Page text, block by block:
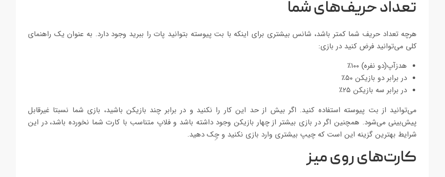
تعداد حریف‌های شما
هرچه تعداد حریف شما کمتر باشد، شانس بیشتری برای اینکه با بت پیوسته بتوانید پات را ببرید وجود دارد. به عنوان یک راهنمای
کلی می‌توانید فرض کنید در بازی:
هدزآپ(دو نفره) ۱۰۰٪
در برابر دو بازیکن ۵۰٪
در برابر سه بازیکن ۲۵٪
می‌توانید از بت پیوسته استفاده کنید. اگر بیش از حد این کار را نکنید و در برابر چند بازیکن باشید، بازی شما نسبتا غیرقابل
پیش‌بینی می‌شود. همچنین اگر در بازی بیشتر از چهار بازیکن وجود داشته باشد و فلاپ متناسب با کارت شما نخورده باشد، در این
شرایط بهترین گزینه این است که چیپ بیشتری وارد بازی نکنید و چِک دهید.
کارت‌های روی میز